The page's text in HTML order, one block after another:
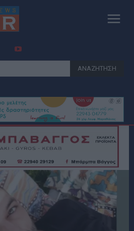
ΑΝΑΖΗΤΗΣΗ